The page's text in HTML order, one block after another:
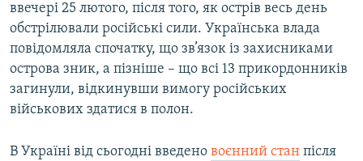
ввечері 25 лютого, після того, як острів весь день
обстрілювали російські сили. Українська влада
повідомляла спочатку, що зв’язок із захисниками
острова зник, а пізніше – що всі 13 прикордонників
загинули, відкинувши вимогу російських
військових здатися в полон.
В Україні від сьогодні введено воєнний стан після